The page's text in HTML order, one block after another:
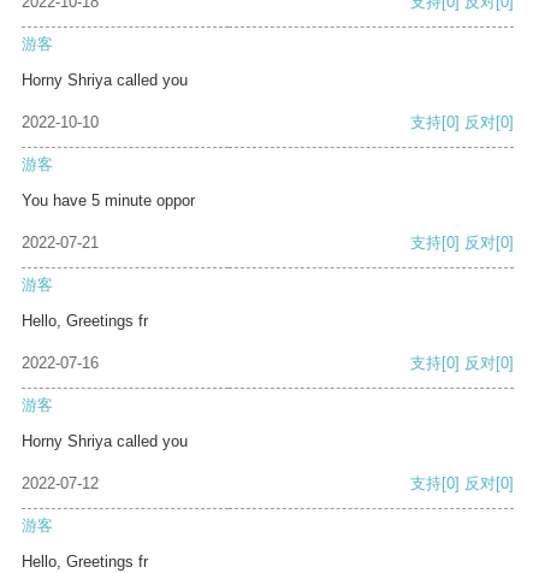
游客
Horny Shriya called you
2022-10-10 支持[0] 反对[0]
游客
You have 5 minute oppor
2022-07-21 支持[0] 反对[0]
游客
Hello, Greetings fr
2022-07-16 支持[0] 反对[0]
游客
Horny Shriya called you
2022-07-12 支持[0] 反对[0]
游客
Hello, Greetings fr